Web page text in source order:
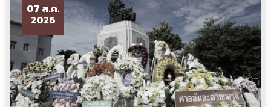
07 ส.ค.
2026